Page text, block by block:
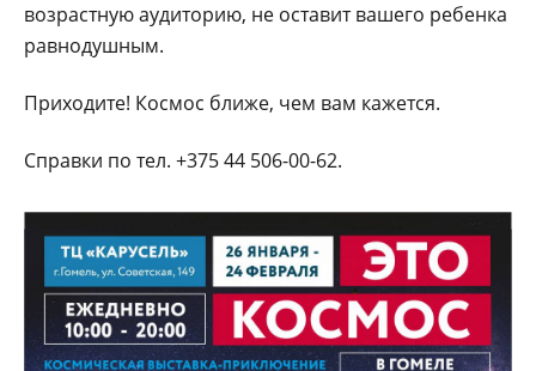
возрастную аудиторию, не оставит вашего ребенка
равнодушным.
Приходите! Космос ближе, чем вам кажется.
Справки по тел. +375 44 506-00-62.